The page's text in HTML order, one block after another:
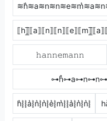
𝚑𝚊𝚗𝚗𝚎𝚖𝚊𝚗𝚗
h͛⦚⦚a͛⦚n͛⦚n͛⦚e͛⦚m͛⦚⦚a͛⦚n͛⦚n͛⦚